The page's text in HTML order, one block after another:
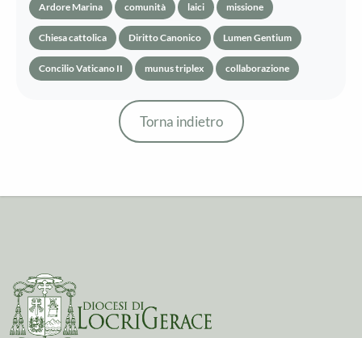
Ardore Marina comunità laici missione
Chiesa cattolica Diritto Canonico Lumen Gentium
Concilio Vaticano II munus triplex collaborazione
Torna indietro